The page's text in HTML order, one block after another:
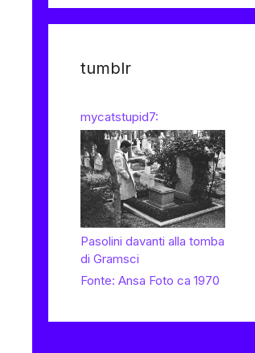
tumblr
mycatstupid7:
Pasolini davanti alla tomba
di Gramsci
Fonte: Ansa Foto ca 1970